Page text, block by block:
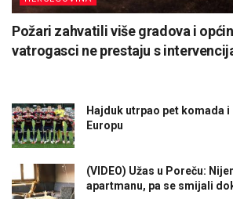
Požari zahvatili više gradova i
vatrogasci ne prestaju s
Hajduk utrpao pet komada
Europu
(VIDEO) Užas u Poreču:
apartmanu, pa se smijali